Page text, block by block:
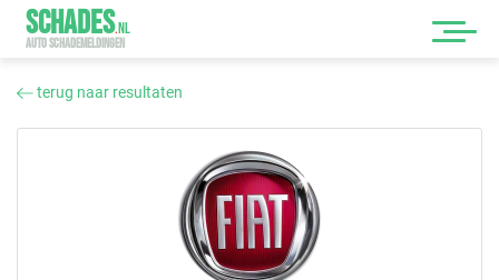
SCHADES.NL
AUTO SCHADEMELDINGEN
terug naar resultaten